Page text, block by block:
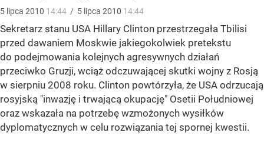
5 lipca 2010 14:44 / 5 lipca 2010 14:44
Sekretarz stanu USA Hillary Clinton przestrzegała Tbilisi
przed dawaniem Moskwie jakiegokolwiek pretekstu
do podejmowania kolejnych agresywnych działań
przeciwko Gruzji, wciąż odczuwającej skutki wojny z Rosją
w sierpniu 2008 roku. Clinton powtórzyła, że USA odrzucają
rosyjską "inwazję i trwającą okupację" Osetii Południowej
oraz wskazała na potrzebę wzmożonych wysiłków
dyplomatycznych w celu rozwiązania tej spornej kwestii.